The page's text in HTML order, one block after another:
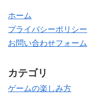
ホーム
プライバシーポリシー
お問い合わせフォーム
カテゴリ
ゲームの楽しみ方